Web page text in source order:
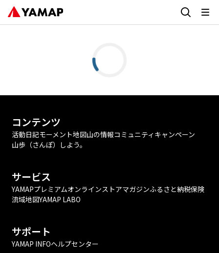
コンテンツ
活動日記モーメント地図山の情報コミュニティ キャンペーン
山歩（さんぽ）しよう。
サービス
YAMAPプレミアムオンラインストアマガジンふるさと納税保険
流域地図YAMAP LABO
サポート
YAMAP INFOヘルプセンター